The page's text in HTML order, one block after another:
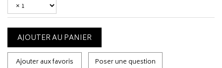
AJOUTER AU PANIER
Ajouter aux favoris Poser une question